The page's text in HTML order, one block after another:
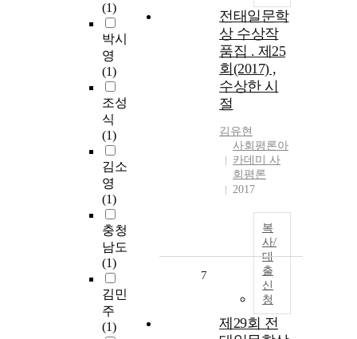
(1)
박시
영
(1)
조성
식
(1)
김소
영
(1)
충청
남도
(1)
김민
주
(1)
전태일문학
상 수상작
품집 . 제25
회(2017) ,
수상한 시
절
김유현
사회평론아
카데미 사
회평론
2017
복
사/
대
출
신
청
7
제29회 전